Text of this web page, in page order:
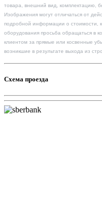
товара, внешний вид, комплектацию,
Изображения могут отличаться от
подробной информации о стоимости,
оборудования просьба обращаться в
клиентом за прямые или косвенные
возникшие в результате выхода из
Схема проезда